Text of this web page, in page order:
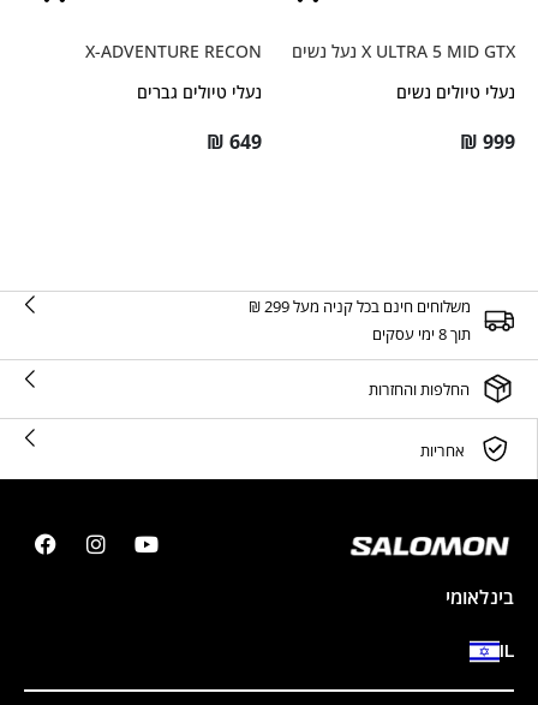
X ULTRA 5 MID GTX נעל נשים
נעלי טיולים נשים
₪ 999
X-ADVENTURE RECON
נעלי טיולים גברים
₪ 649
משלוחים חינם בכל קניה מעל 299 ₪
תוך 8 ימי עסקים
החלפות והחזרות
אחריות
בינלאומי
IL